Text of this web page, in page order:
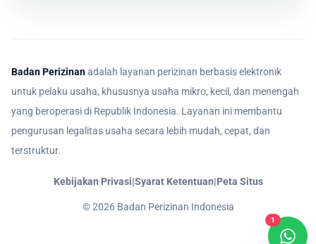
Badan Perizinanadalah layanan perizinan berbasis elektronik
untuk pelaku usaha, khususnya usaha mikro, kecil, dan menengah
yang beroperasi di Republik Indonesia. Layanan ini membantu
pengurusan legalitas usaha secara lebih mudah, cepat, dan
terstruktur.
Kebijakan Privasi|Syarat Ketentuan|Peta Situs
©2026Badan Perizinan Indonesia
1